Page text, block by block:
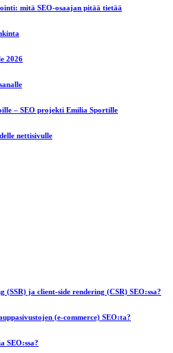
mitä SEO-osaajan pitää tietää
2026
– SEO projekti Emilia Sportille
nettisivulle
ja client-side rendering (CSR) SEO:ssa?
(e-commerce) SEO:ta?
SEO:ssa?